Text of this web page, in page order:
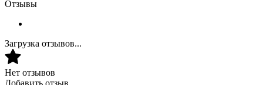
Отзывы
Загрузка отзывов...
Нет отзывов
Добавить отзыв